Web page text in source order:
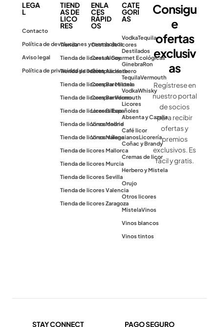
LEGA
L
Contacto
Política de devoluciones y reembolsos
Aviso legal
Política de privacidad y cookies
TIEND
AS DE
LICO
RES
Tienda
Tienda de licores Alcoy
Tienda de licores Alicante
Tienda de licores Barcelona
Tienda de licores Benidorm
Tienda de licores Bilbao
Tienda de licores Madrid
Tienda de licores Málaga
Tienda de licores Mallorca
Tienda de licores Murcia
Tienda de licores Sevilla
Tienda de licores Valencia
Tienda de licores Zaragoza
ENLA
CES
RÁPID
OS
Cestas de licores
Cestas Gourmet Ecológicas
Comprar Herbero
Comprar Mistela
Comprar Vermouth
Licores Españoles
Vinos online
Vinos valencianosLicorería
CATE
GORÍ
AS
VodkaTequila
Destilados
GinebraRon
TequilaVermouth
VodkaWhisky
Licores
Absenta y Cazalla
Café licor
Coñac y Brandy
Cremas de licor
Herbero y Mistela
Orujo
Otros licores
MistelaVinos
Vinos blancos
Vinos tintos
Consigu
e
ofertas
exclusiv
as
Regístrese en
nuestro portal
de socios
para recibir
ofertas y
premios
exclusivos. Es
fácil y gratis.
STAY CONNECT PAGO SEGURO